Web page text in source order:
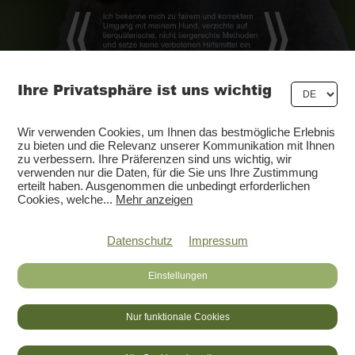
LOGIN
FR
DE
Ihre Privatsphäre ist uns wichtig
Wir verwenden Cookies, um Ihnen das bestmögliche Erlebnis
zu bieten und die Relevanz unserer Kommunikation mit Ihnen
zu verbessern. Ihre Präferenzen sind uns wichtig, wir
verwenden nur die Daten, für die Sie uns Ihre Zustimmung
erteilt haben. Ausgenommen die unbedingt erforderlichen
Cookies, welche... Mehr anzeigen
Datenschutz Impressum
Einstellungen
Nur funktionale Cookies